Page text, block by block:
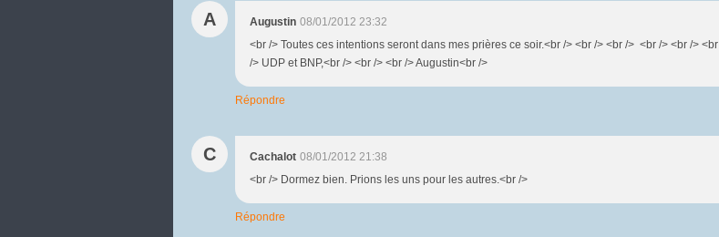
A Augustin 08/01/2012 23:32
<br /> Toutes ces intentions seront dans mes prières ce soir.<br /> <br /> <br /> <br /> <br /> <br
/> UDP et BNP,<br /> <br /> <br /> Augustin<br />
Répondre
C Cachalot 08/01/2012 21:38
<br /> Dormez bien. Prions les uns pour les autres.<br />
Répondre